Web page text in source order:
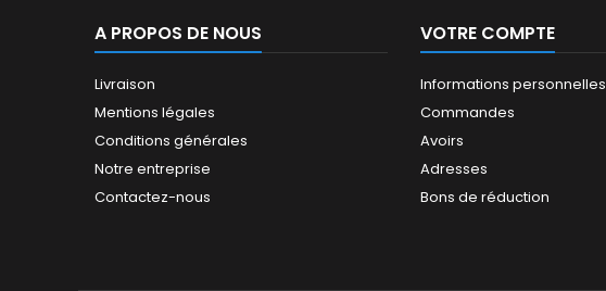
A PROPOS DE NOUS
Livraison
Mentions légales
Conditions générales
Notre entreprise
Contactez-nous
VOTRE COMPTE
Informations personnelles
Commandes
Avoirs
Adresses
Bons de réduction